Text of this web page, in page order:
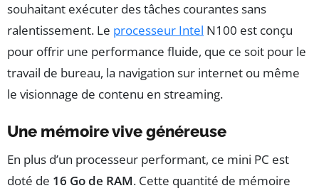
souhaitant exécuter des tâches courantes sans
ralentissement. Le processeur Intel N100 est conçu
pour offrir une performance fluide, que ce soit pour le
travail de bureau, la navigation sur internet ou même
le visionnage de contenu en streaming.
Une mémoire vive généreuse
En plus d’un processeur performant, ce mini PC est
doté de 16 Go de RAM. Cette quantité de mémoire